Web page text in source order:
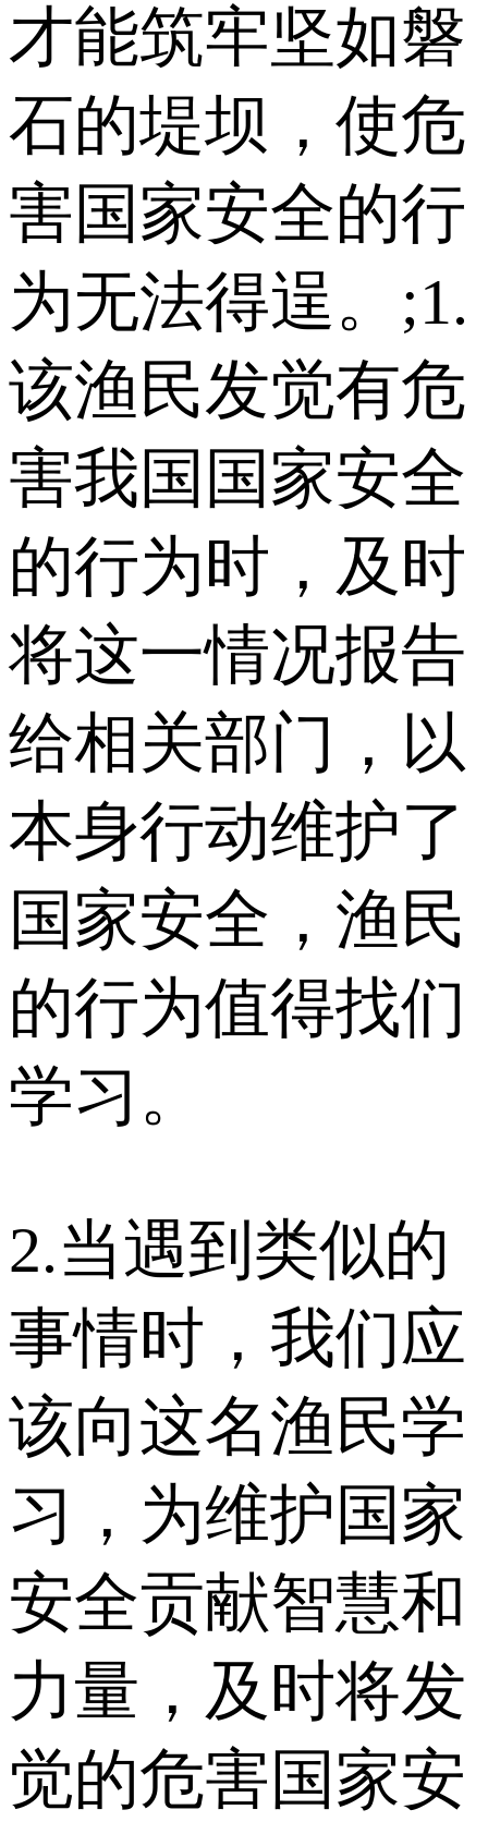
才能筑牢坚如磐
石的堤坝，使危
害国家安全的行
为无法得逞。;1.
该渔民发觉有危
害我国国家安全
的行为时，及时
将这一情况报告
给相关部门，以
本身行动维护了
国家安全，渔民
的行为值得找们
学习。
2.当遇到类似的
事情时，我们应
该向这名渔民学
习，为维护国家
安全贡献智慧和
力量，及时将发
觉的危害国家安